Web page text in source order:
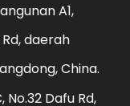
A1,
daerah
China.
No.32 Dafu Rd,